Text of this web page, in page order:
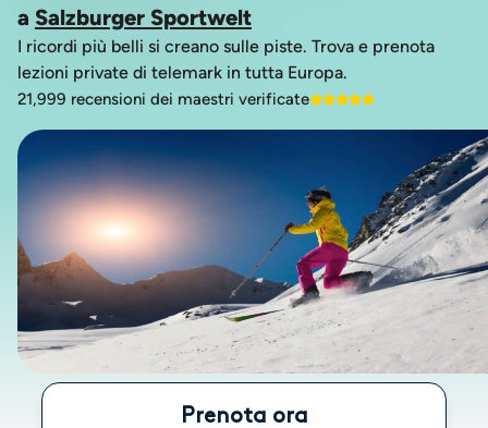
a Salzburger Sportwelt
I ricordi più belli si creano sulle piste. Trova e prenota
lezioni private di telemark in tutta Europa.
21,999 recensioni dei maestri verificate
Prenota ora